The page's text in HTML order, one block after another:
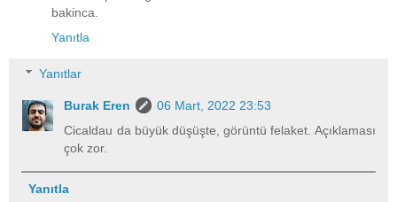
bakinca.
Yanıtla
Yanıtlar
Burak Eren
06 Mart, 2022 23:53
Cicaldau da büyük düşüşte, görüntü felaket. Açıklaması
çok zor.
Yanıtla